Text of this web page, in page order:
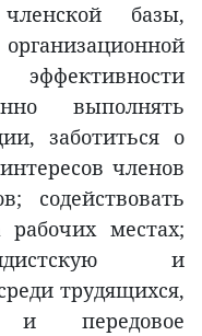
базы,
выполнять
заботиться о
членов
содействовать
местах;
и
трудящихся,
и передовое